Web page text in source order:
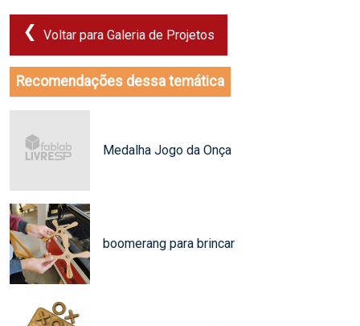
Voltar para Galeria de Projetos
Recomendações dessa temática
Medalha Jogo da Onça
boomerang para brincar